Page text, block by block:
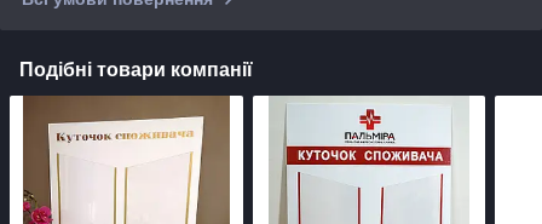
Подібні товари компанії